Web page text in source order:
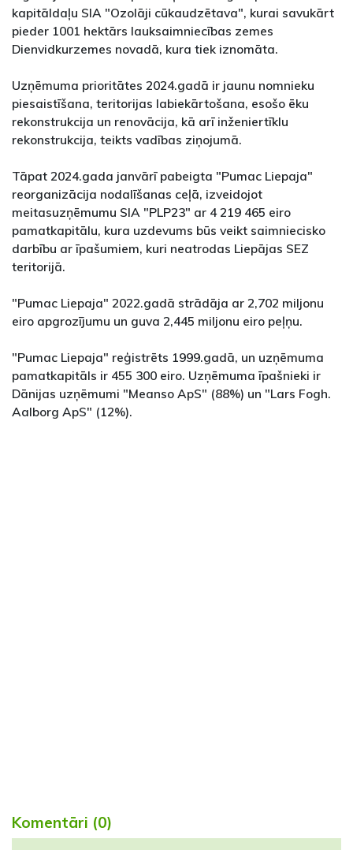
kapitāldaļu SIA "Ozolāji cūkaudzētava", kurai savukārt
pieder 1001 hektārs lauksaimniecības zemes
Dienvidkurzemes novadā, kura tiek iznomāta.
Uzņēmuma prioritātes 2024.gadā ir jaunu nomnieku
piesaistīšana, teritorijas labiekārtošana, esošo ēku
rekonstrukcija un renovācija, kā arī inženiertīklu
rekonstrukcija, teikts vadības ziņojumā.
Tāpat 2024.gada janvārī pabeigta "Pumac Liepaja"
reorganizācija nodalīšanas ceļā, izveidojot
meitasuzņēmumu SIA "PLP23" ar 4 219 465 eiro
pamatkapitālu, kura uzdevums būs veikt saimniecisko
darbību ar īpašumiem, kuri neatrodas Liepājas SEZ
teritorijā.
"Pumac Liepaja" 2022.gadā strādāja ar 2,702 miljonu
eiro apgrozījumu un guva 2,445 miljonu eiro peļņu.
"Pumac Liepaja" reģistrēts 1999.gadā, un uzņēmuma
pamatkapitāls ir 455 300 eiro. Uzņēmuma īpašnieki ir
Dānijas uzņēmumi "Meanso ApS" (88%) un "Lars Fogh.
Aalborg ApS" (12%).
Komentāri (0)